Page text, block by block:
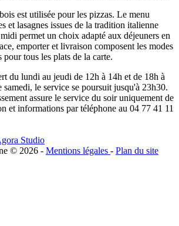
est utilisée pour les pizzas. Le menu
et lasagnes issues de la tradition italienne
permet un choix adapté aux déjeuners en
emporter et livraison composent les modes
tous les plats de la carte.
du lundi au jeudi de 12h à 14h et de 18h à
le service se poursuit jusqu'à 23h30.
assure le service du soir uniquement de
et informations par téléphone au 04 77 41 11
Studio
© 2026 - Mentions légales - Plan du site